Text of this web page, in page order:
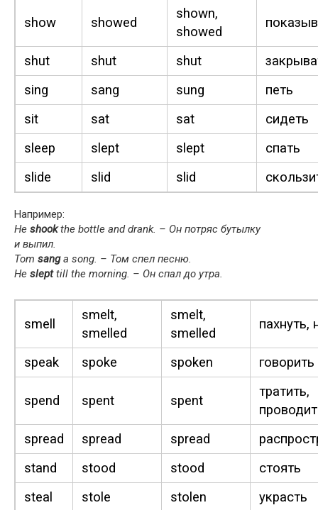
show showed
shown,
showed
shut shut shut
sing
sang sung
петь
sit
sat sat
сидеть
sleep
slept slept
спать
slide
slid slid
Например:
He shookthe bot­tle and drank. – Он потряс бутылку
и выпил.
Tom sanga song. – Том спел песню.
He slepttill the morn­ing. – Он спал до утра.
smell
smelt,
smelled
smelt,
smelled
пахнуть,
speak spoke spo­ken говорить
spend spent spent
тратить,
spread
spread spread
stand
stood stood
стоять
steal
stole stolen украсть